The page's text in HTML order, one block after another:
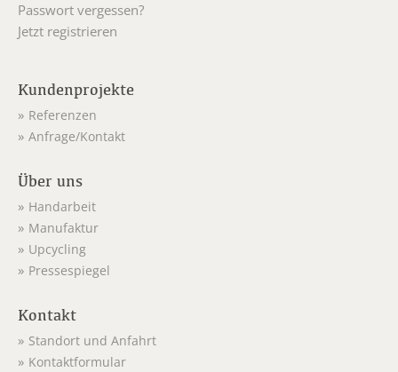
Passwort vergessen?
Jetzt registrieren
Kundenprojekte
Referenzen
Anfrage/Kontakt
Über uns
Handarbeit
Manufaktur
Upcycling
Pressespiegel
Kontakt
Standort und Anfahrt
Kontaktformular